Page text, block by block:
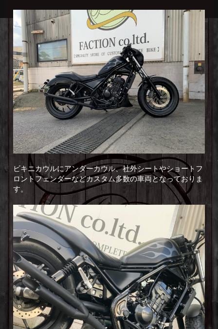
ビキニカウルにアンダーカウル、社外シートやショートフ
ロントフェンダーなどカスタム多数の車両となっておりま
す。